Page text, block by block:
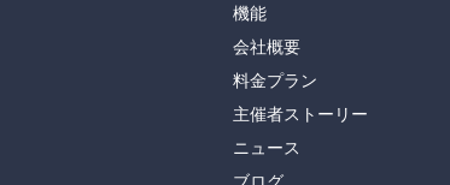
機能
会社概要
料金プラン
主催者ストーリー
ニュース
ブログ